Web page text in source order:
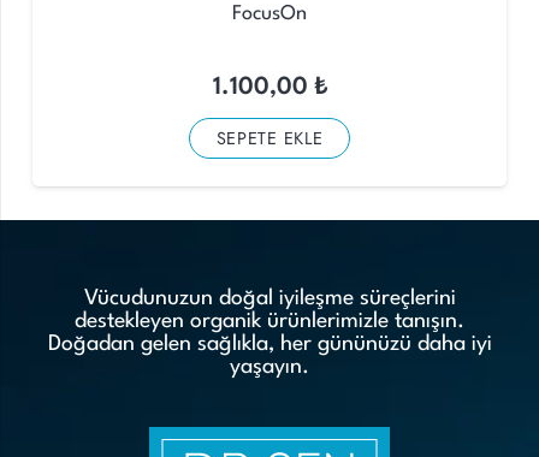
FocusOn
1.100,00₺
SEPETE EKLE
Vücudunuzun doğal iyileşme süreçlerini
destekleyen organik ürünlerimizle tanışın.
Doğadan gelen sağlıkla, her gününüzü daha iyi
yaşayın.